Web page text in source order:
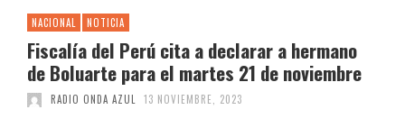
NACIONAL NOTICIA
Fiscalía del Perú cita a declarar a hermano
de Boluarte para el martes 21 de noviembre
RADIO ONDA AZUL 13 NOVIEMBRE, 2023